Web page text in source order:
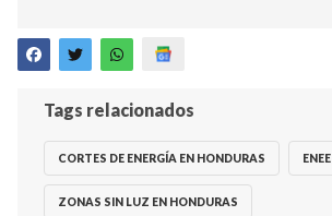
Tags relacionados
CORTES DE ENERGÍA EN HONDURAS ENEE
ZONAS SIN LUZ EN HONDURAS